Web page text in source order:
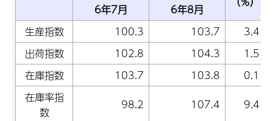
6年7月
6年8月
生産指数 100.3 103.7
3.4
出荷指数
102.8 104.3 1.5
在庫指数
103.7 103.8 0.1
在庫率指
数
98.2 107.4 9.4